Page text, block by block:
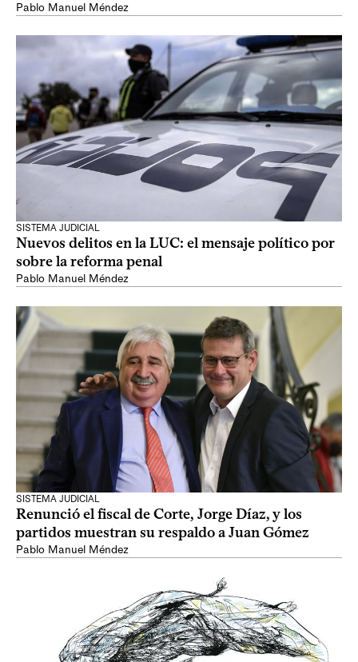
Pablo Manuel Méndez
SISTEMA JUDICIAL
Nuevos delitos en la LUC: el mensaje político por
sobre la reforma penal
Pablo Manuel Méndez
SISTEMA JUDICIAL
Renunció el fiscal de Corte, Jorge Díaz, y los
partidos muestran su respaldo a Juan Gómez
Pablo Manuel Méndez